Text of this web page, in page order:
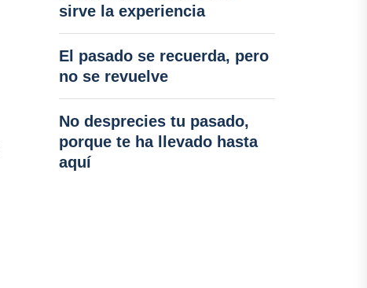
sirve la experiencia
El pasado se recuerda, pero
no se revuelve
No desprecies tu pasado,
porque te ha llevado hasta
aquí